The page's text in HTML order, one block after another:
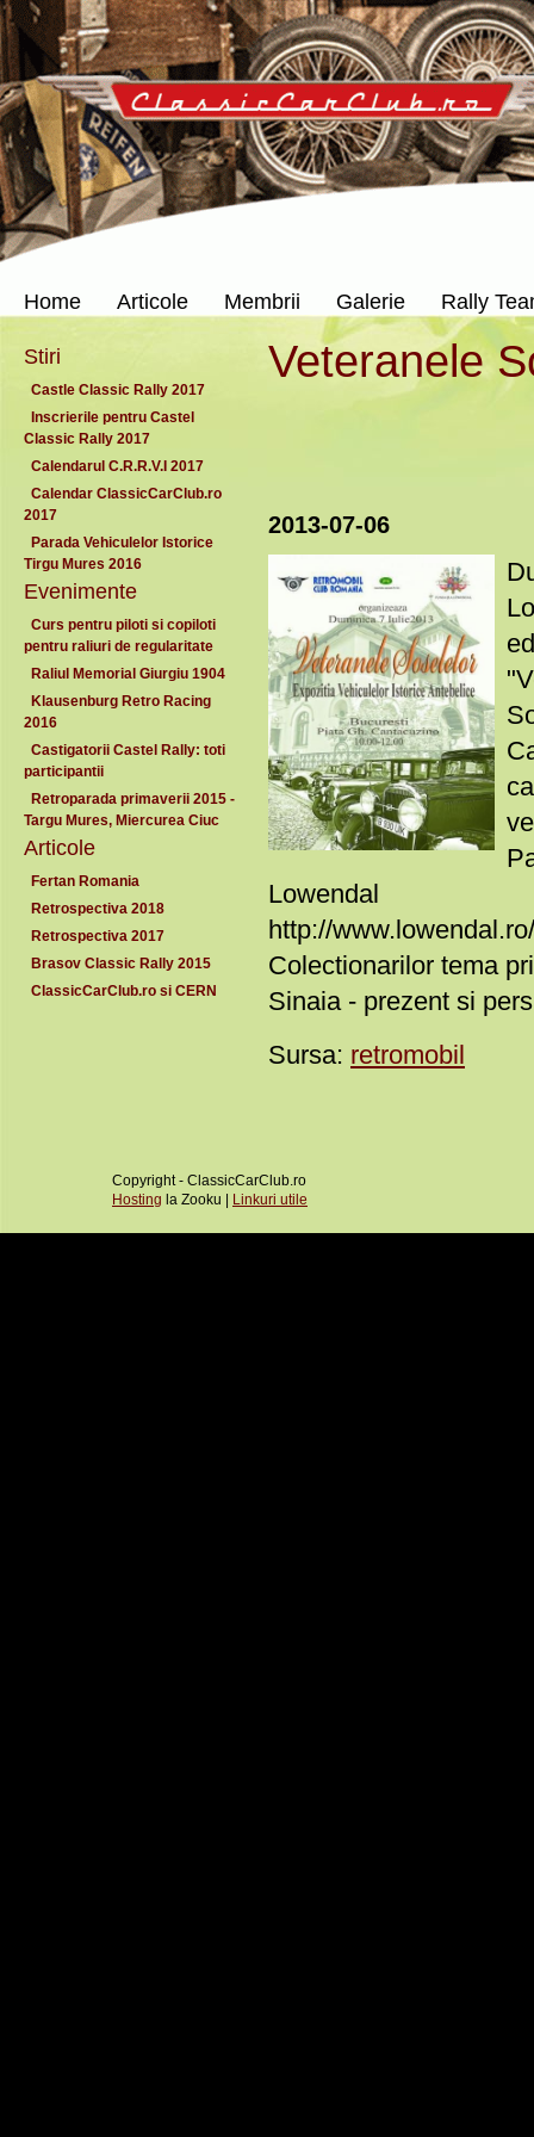
Home Articole Membrii Galerie Rally
Stiri
Castle Classic Rally 2017
Inscrierile pentru Castel
Classic Rally 2017
Calendarul C.R.R.V.I 2017
Calendar ClassicCarClub.ro
2017
Parada Vehiculelor Istorice
Tirgu Mures 2016
Evenimente
Curs pentru piloti si copiloti
pentru raliuri de regularitate
Raliul Memorial Giurgiu 1904
Klausenburg Retro Racing
2016
Castigatorii Castel Rally: toti
participantii
Retroparada primaverii 2015 -
Targu Mures, Miercurea Ciuc
Articole
Fertan Romania
Retrospectiva 2018
Retrospectiva 2017
Brasov Classic Rally 2015
ClassicCarClub.ro si CERN
Veteranele
2013-07-06
Lowendal
http://
Colectionarilor tema
Sinaia - prezent si
Sursa: retromobil
Copyright - ClassicCarClub.ro
Hosting la Zooku | Linkuri utile